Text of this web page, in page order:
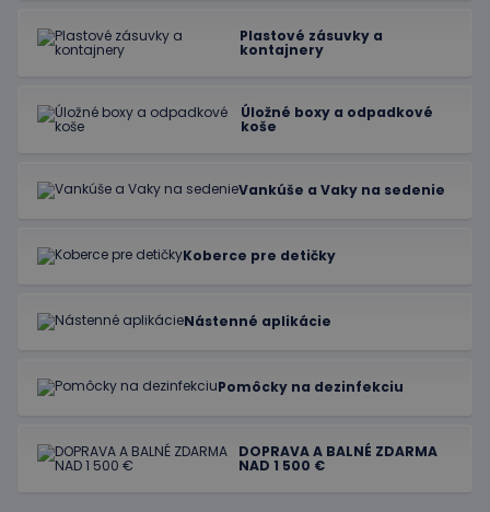
Plastové zásuvky a
kontajnery
Úložné boxy a odpadkové
koše
Vankúše a Vaky na sedenie
Koberce pre detičky
Nástenné aplikácie
Pomôcky na dezinfekciu
DOPRAVA A BALNÉ ZDARMA
NAD 1 500 €